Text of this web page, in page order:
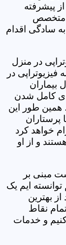
پیشرفته
متخصص
سادگی اقدام
در منزل
در
بیماران
کامل شدن
همین طور این
خواهد کرد
و از او
مبنی بر
ایم یک
بهترین
نقاط
و خدمات